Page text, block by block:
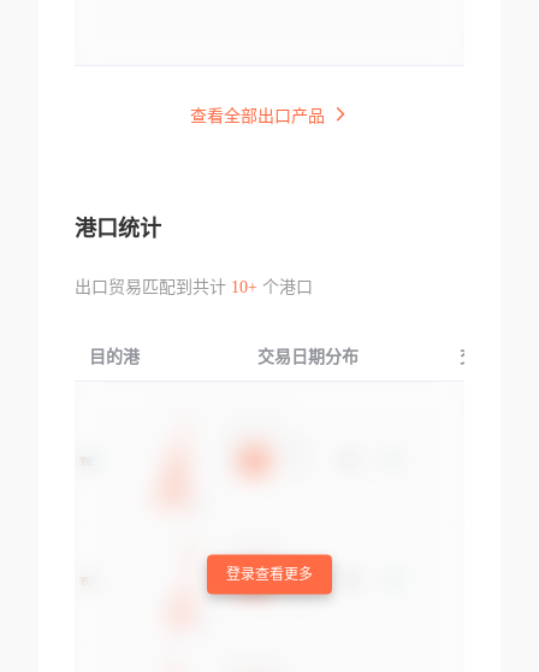
查看全部出口产品
港口统计
出口贸易匹配到共计 10+个港口
目的港 交易日期分布 交易产品
登录查看更多